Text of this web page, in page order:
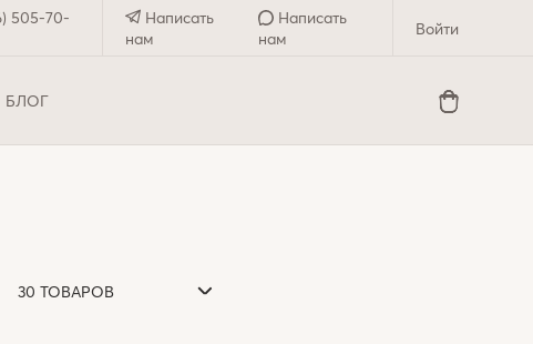
505-70-
Написать
нам
Написать
нам
Войти
БЛОГ
30 ТОВАРОВ